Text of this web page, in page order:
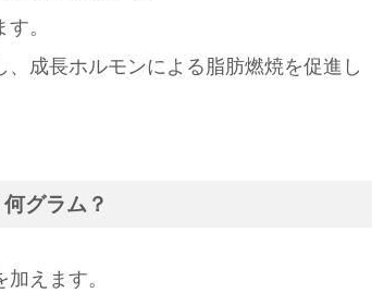
。
、成長ホルモンによる脂肪燃焼を促進し
グラム？
加えます。